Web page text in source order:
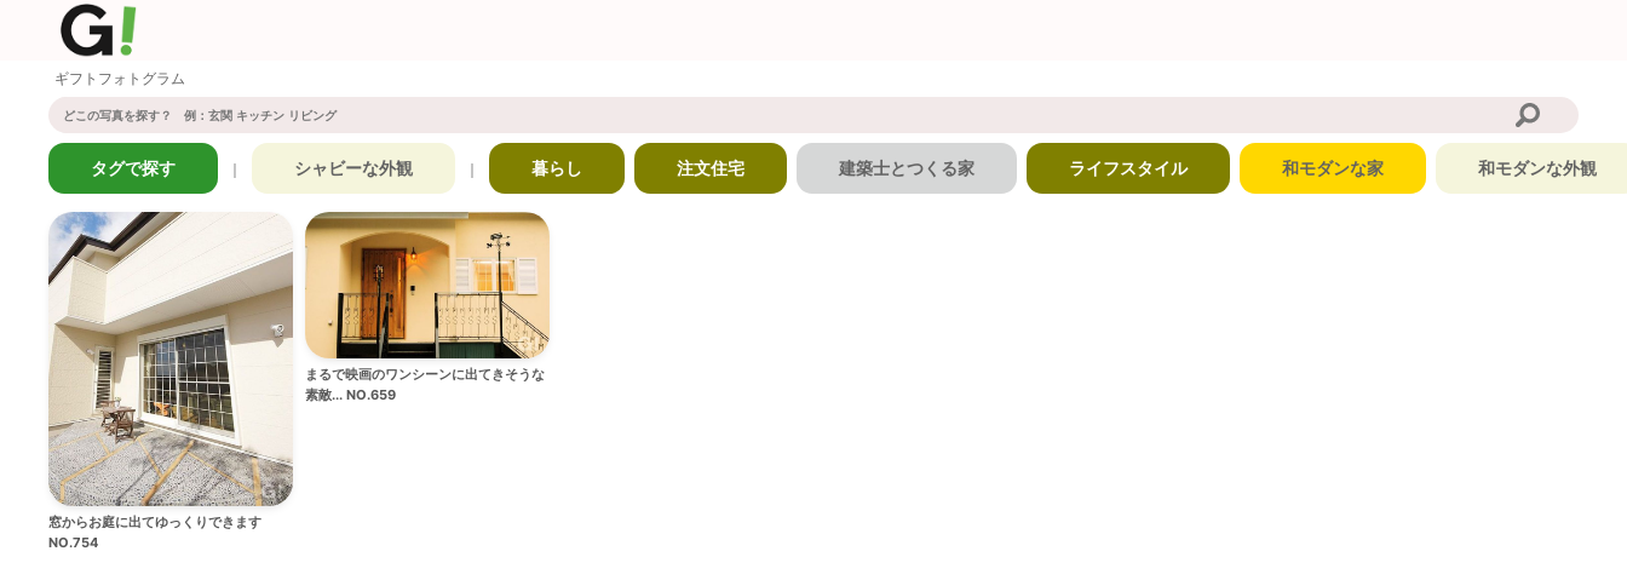
ギフトフォトグラム
タグで探す ｜ シャビーな外観 ｜ 暮らし 注文住宅 建築士とつくる家 ライフスタイル 和モダンな家 和モダンな外観
窓からお庭に出てゆっくりできます
NO.754
まるで映画のワンシーンに出てきそうな
素敵... NO.659